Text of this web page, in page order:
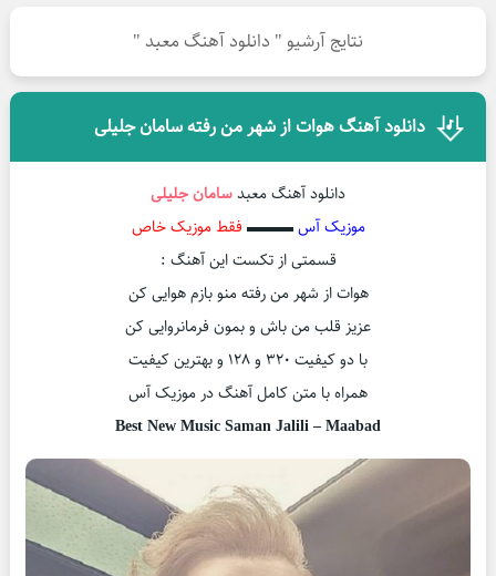
نتایج آرشیو " دانلود آهنگ معبد "
دانلود آهنگ هوات از شهر من رفته سامان جلیلی
دانلود آهنگ معبدسامان جلیلی
موزیک آس▬▬▬ فقط موزیک خاص
قسمتی از تکست این آهنگ :
هوات از شهر من رفته منو بازم هوایی کن
عزیز قلب من باش و بمون فرمانروایی کن
با دو کیفیت ۳۲۰ و ۱۲۸ و بهترین کیفیت
همراه با متن کامل آهنگ در موزیک آس
Best New Music Saman Jalili – Maabad